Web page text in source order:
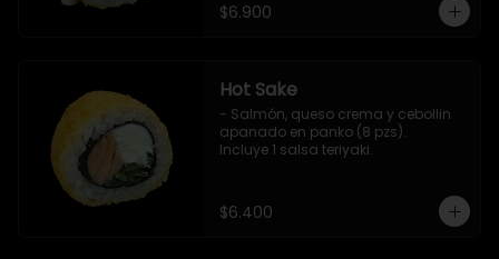
$6.900
Hot Sake
- Salmón, queso crema y cebollin
apanado en panko (8 pzs).
Incluye 1 salsa teriyaki.
$6.400